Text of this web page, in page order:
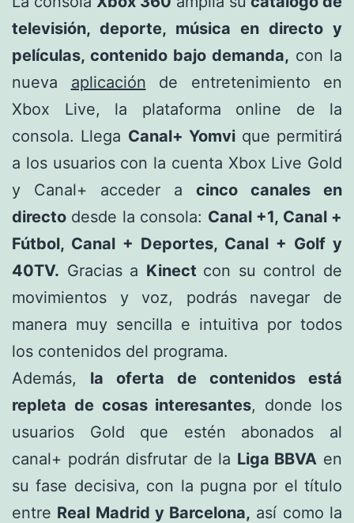
televisión, deporte, música en directo y
películas, contenido bajo demanda, con la
nueva aplicación de entretenimiento en
Xbox Live, la plataforma online de la
consola. Llega Canal+ Yomvi que permitirá
a los usuarios con la cuenta Xbox Live Gold
y Canal+ acceder a cinco canales en
directo desde la consola: Canal +1, Canal +
Fútbol, Canal + Deportes, Canal + Golf y
40TV. Gracias a Kinect con su control de
movimientos y voz, podrás navegar de
manera muy sencilla e intuitiva por todos
los contenidos del programa.
Además, la oferta de contenidos está
repleta de cosas interesantes, donde los
usuarios Gold que estén abonados al
canal+ podrán disfrutar de la Liga BBVA en
su fase decisiva, con la pugna por el título
entre Real Madrid y Barcelona, así como la